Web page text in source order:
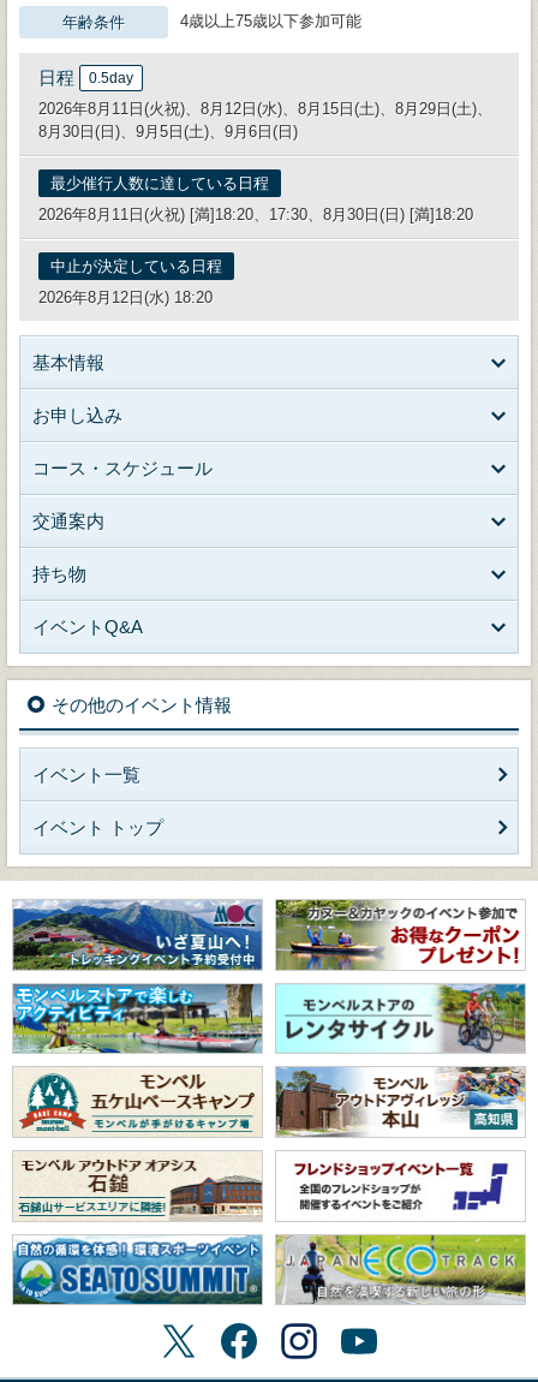
年齢条件 4歳以上75歳以下参加可能
日程 0.5day
2026年8月11日(火祝)、8月12日(水)、8月15日(土)、8月29日(土)、
8月30日(日)、9月5日(土)、9月6日(日)
最少催行人数に達している日程
2026年8月11日(火祝) [満]18:20、17:30、8月30日(日) [満]18:20
中止が決定している日程
2026年8月12日(水) 18:20
基本情報
お申し込み
コース・スケジュール
交通案内
持ち物
イベントQ&A
その他のイベント情報
イベント一覧
イベント トップ